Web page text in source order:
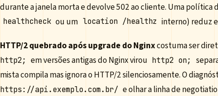
durante a janela morta e devolve 502 ao cliente. Uma
healthcheck ou um location /healthz interno) reduz
HTTP/2 quebrado após upgrade do Nginxcostuma ser
http2; em versões antigas do Nginx virou http2 on;
mista compila mas ignora o HTTP/2 silenciosamente. O
https://api.exemplo.com.br/ e olhar a linha de